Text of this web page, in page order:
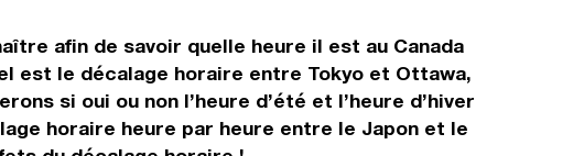
afin de savoir quelle heure il est au Canada
est le décalage horaire entre Tokyo et Ottawa,
si oui ou non l’heure d’été et l’heure d’hiver
horaire heure par heure entre le Japon et le